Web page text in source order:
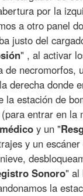
por la
a otro panel
justo del
" , al activar
de necromorfos,
derecha donde
la estación de
(para entrar en la
médico y un "
y un
Sonoro" al
la